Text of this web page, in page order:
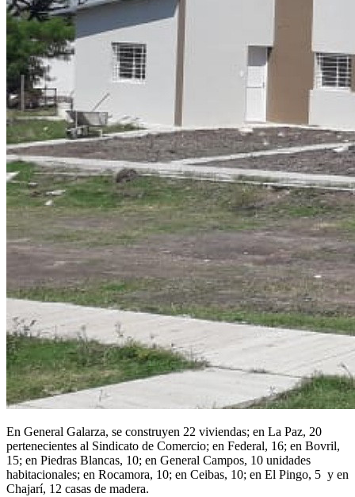
En General Galarza, se construyen 22 viviendas; en La Paz, 20
pertenecientes al Sindicato de Comercio; en Federal, 16; en Bovril,
15; en Piedras Blancas, 10; en General Campos, 10 unidades
habitacionales; en Rocamora, 10; en Ceibas, 10; en El Pingo, 5 y en
Chajarí, 12 casas de madera.